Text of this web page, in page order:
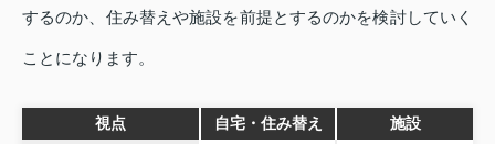
するのか、住み替えや施設を前提とするのかを検討していく
ことになります。
視点 自宅・住み替え 施設